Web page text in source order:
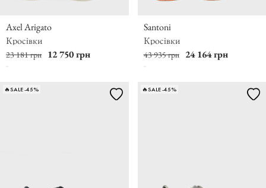
Axel Arigato
Кросівки
23 181 грн 12 750 грн
Santoni
Кросівки
43 935 грн 24 164 грн
🔥SALE -45% 🔥SALE -45%